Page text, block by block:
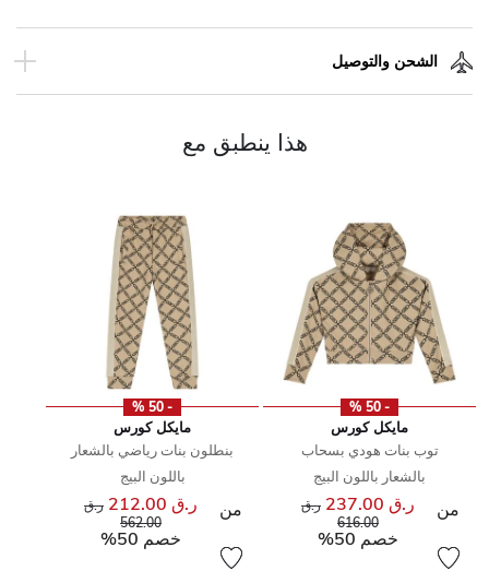
الشحن والتوصيل
هذا ينطبق مع
- 50 %
مايكل كورس
توب بنات هودي بسحاب
بالشعار باللون البيج
من ر.ق 237.00 سعر مخفض من
ر.ق
616.00
إلى
خصم 50%
- 50 %
مايكل كورس
بنطلون بنات رياضي بالشعار
باللون البيج
من ر.ق 212.00 سعر مخفض من
ر.ق
562.00
إلى
خصم 50%